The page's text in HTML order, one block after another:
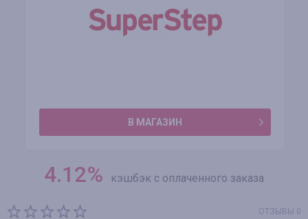
В МАГАЗИН
4.12% кэшбэк с оплаченного заказа
ОТЗЫВЫ 0